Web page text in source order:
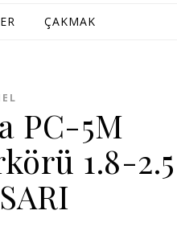
ÇAKMAK
PC-5M
1.8-2.5